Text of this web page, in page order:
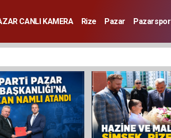
CANLI KAMERA Rize Pazar Pazarspor